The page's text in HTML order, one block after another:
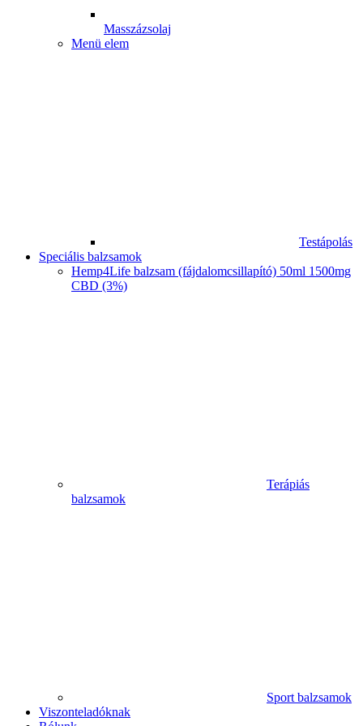
Masszázsolaj
Menü elem
Testápolás
Speciális balzsamok
Hemp4Life balzsam (fájdalomcsillapító) 50ml 1500mg
CBD (3%)
Terápiás
balzsamok
Sport balzsamok
Viszonteladóknak